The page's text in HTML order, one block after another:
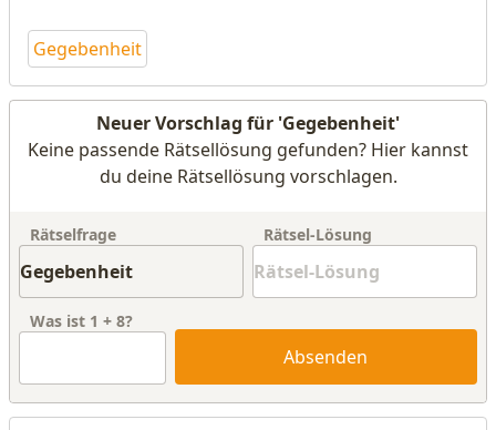
Gegebenheit
Neuer Vorschlag für 'Gegebenheit'
Keine passende Rätsellösung gefunden? Hier kannst
du deine Rätsellösung vorschlagen.
Rätselfrage Rätsel-Lösung
Was ist 1 + 8?
Absenden